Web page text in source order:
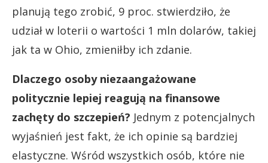
planują tego zrobić, 9 proc. stwierdziło, że
udział w loterii o wartości 1 mln dolarów, takiej
jak ta w Ohio, zmieniłby ich zdanie.
Dlaczego osoby niezaangażowane
politycznie lepiej reagują na finansowe
zachęty do szczepień? Jednym z potencjalnych
wyjaśnień jest fakt, że ich opinie są bardziej
elastyczne. Wśród wszystkich osób, które nie